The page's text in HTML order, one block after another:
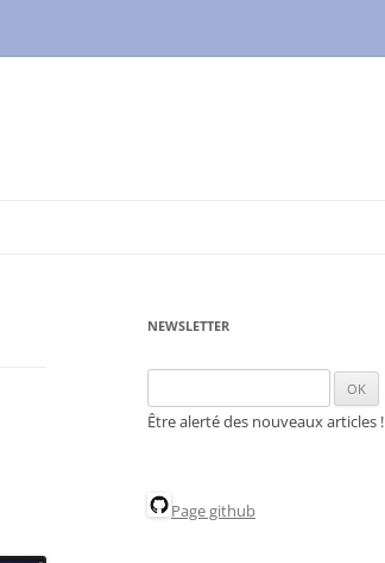
NEWSLETTER
Être alerté des nouveaux articles !
Page github